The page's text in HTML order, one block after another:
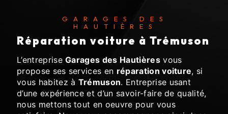
GARAGES DES
HAUTIÈRES
réparation voiture à Trémuson
L’entrepriseGarages des Hautièresvous
propose ses services en réparation voiture, si
vous habitez à Trémuson. Entreprise usant
d’une expérience et d’un savoir-faire de qualité,
nous mettons tout en oeuvre pour vous